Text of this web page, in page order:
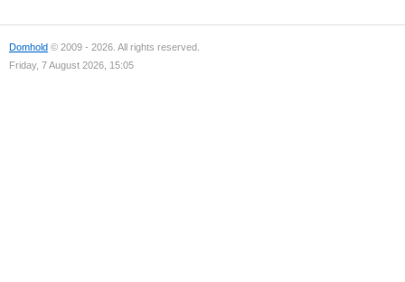
Domhold © 2009 - 2026. All rights reserved.
Friday, 7 August 2026, 15:05